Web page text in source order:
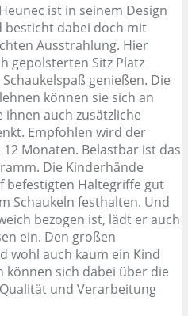
ist in seinem Design
besticht dabei doch mit
Ausstrahlung. Hier
gepolsterten Sitz Platz
genießen. Die
können sie sich an
ihnen auch zusätzliche
Empfohlen wird der
Monaten. Belastbar ist das
Die Kinderhände
befestigten Haltegriffe gut
Schaukeln festhalten. Und
bezogen ist, lädt er auch
ein. Den großen
wohl auch kaum ein Kind
sich dabei über die
und Verarbeitung